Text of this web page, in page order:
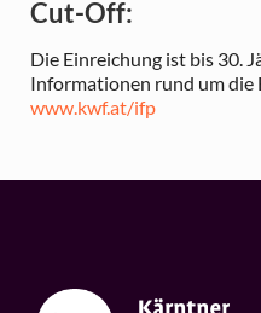
Cut-Off:
Die Einreichung ist bis 30.
Informationen rund um die
www.kwf.at/ifp